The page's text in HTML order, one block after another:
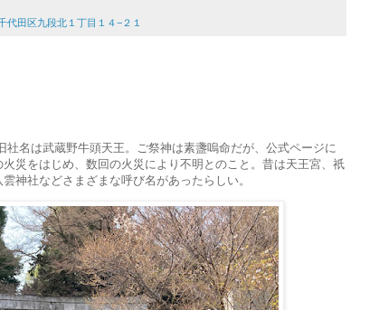
代田区九段北１丁目１４−２１
社名は武蔵野牛頭天王。ご祭神は素盞嗚命だが、公式ページに
災をはじめ、数回の火災により不明とのこと。昔は天王宮、祇
神社などさまざまな呼び名があったらしい。